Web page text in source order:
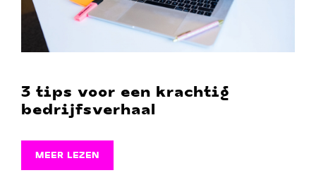
3 tips voor een krachtig
bedrijfsverhaal
MEER LEZEN